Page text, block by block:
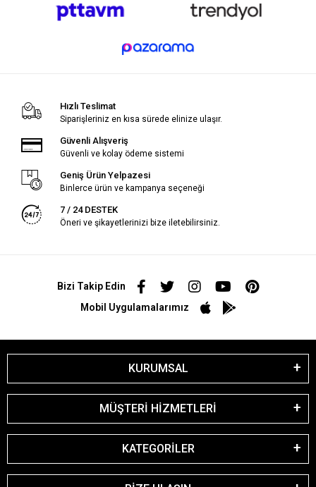
Hızlı Teslimat
Siparişleriniz en kısa sürede elinize ulaşır.
Güvenli Alışveriş
Güvenli ve kolay ödeme sistemi
Geniş Ürün Yelpazesi
Binlerce ürün ve kampanya seçeneği
7 / 24 DESTEK
Öneri ve şikayetlerinizi bize iletebilirsiniz.
Bizi Takip Edin
Mobil Uygulamalarımız
KURUMSAL
MÜŞTERİ HİZMETLERİ
KATEGORİLER